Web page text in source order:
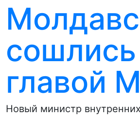
главой
Новый министр